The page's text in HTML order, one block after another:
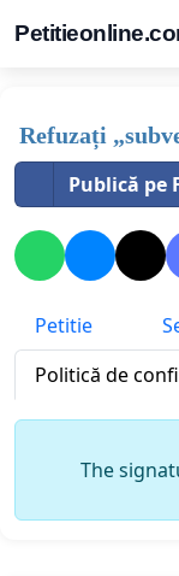
Refuzați
Publică pe
Petitie
Politică de
The